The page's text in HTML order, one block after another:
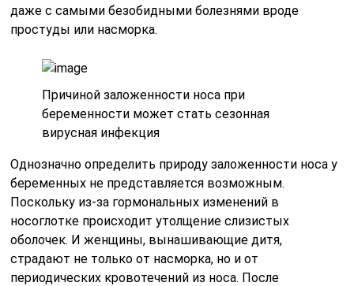
даже с самыми безобидными болезнями вроде
простуды или насморка.
Причиной заложенности носа при
беременности может стать сезонная
вирусная инфекция
Однозначно определить природу заложенности носа у
беременных не представляется возможным.
Поскольку из-за гормональных изменений в
носоглотке происходит утолщение слизистых
оболочек. И женщины, вынашивающие дитя,
страдают не только от насморка, но и от
периодических кровотечений из носа. После